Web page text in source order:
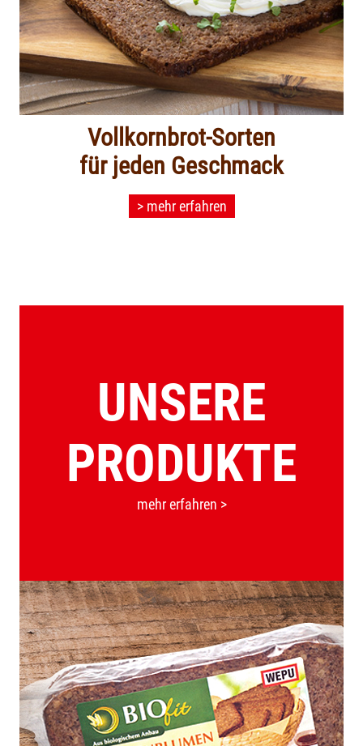
Vollkornbrot-Sorten
für jeden Geschmack
> mehr erfahren
UNSERE
PRODUKTE
mehr erfahren >